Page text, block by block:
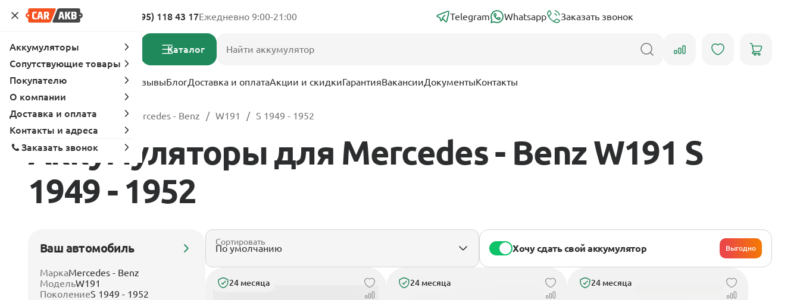
Адреса магазинов 8 (495) 118 43 17Ежедневно 9:00-21:00 Telegram Whatsapp Заказать звонок
Каталог
Услуги Вопрос-ответ ОтзывыБлогДоставка и оплатаАкции и скидкиГарантияВакансииДокументыКонтакты
Главная Каталог Mercedes - Benz W191 S 1949 - 1952
Аккумуляторы для Mercedes - Benz W191 S
1949 - 1952
Ваш автомобиль
МаркаMercedes - Benz
МодельW191
ПоколениеS 1949 - 1952
Сортировать
Хочу сдать свой аккумулятор Выгодно
24 месяца 24 месяца 24 месяца
Аккумуляторы
Сопутствующие товары
Покупателю
О компании
Доставка и оплата
Контакты и адреса
Заказать звонок